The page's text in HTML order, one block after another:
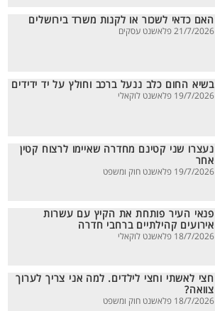
האם כדאי לשכור או לקנות משרד בירושלים
21/7/2026 פלאשנט עסקים
בשיא החום כלב ננעל ברכב וחולץ על יד ידידים
19/7/2026 פלאשנט לוקאלי
נעצרו שני קטינם מחדרה שאיימו לרצוח קטין
אחר
19/7/2026 פלאשנט חוק ומשפט
פנאי העיר פותחת את הקיץ עם עשרות
אירועים קהילתיים ברחבי חדרה
18/7/2026 פלאשנט לוקאלי
חצי לאשתי וחצי לילדים. למה אני צריך לערוך
צוואה?
18/7/2026 פלאשנט חוק ומשפט